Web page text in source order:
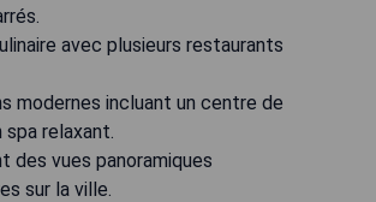
avec plusieurs restaurants
modernes incluant un centre de
relaxant.
des vues panoramiques
sur la ville.